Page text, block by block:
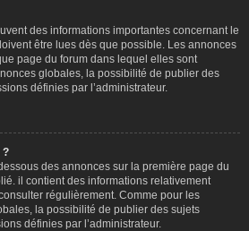
des informations importantes concernant le
être lues dès que possible. Les annonces
page du forum dans lequel elles sont
globales, la possibilité de publier des
définies par l’administrateur.
?
des annonces sur la première page du
il contient des informations relativement
régulièrement. Comme pour les
la possibilité de publier des sujets
définies par l’administrateur.